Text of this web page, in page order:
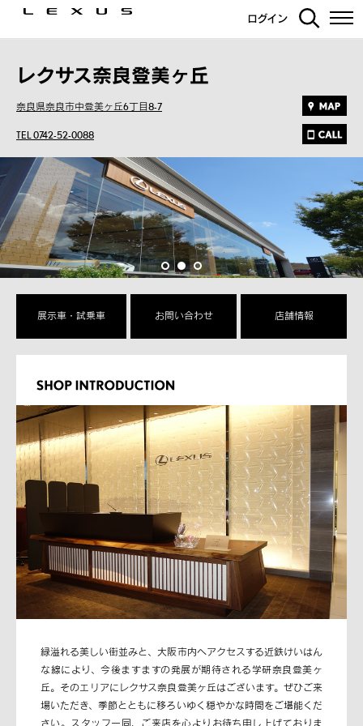
ログイン
レクサス奈良登美ヶ丘
奈良県奈良市中登美ヶ丘6丁目8-7
TEL 0742-52-0088
展示車・試乗車 お問い合わせ 店舗情報
緑溢れる美しい街並みと、大阪市内へアクセスする近鉄けいはん
な線により、今後ますますの発展が期待される学研奈良登美ヶ
丘。そのエリアにレクサス奈良登美ヶ丘はございます。ぜひご来
場いただき、季節とともに移ろいゆく穏やかな時間をご堪能くだ
さい。スタッフ一同、ご来店を心よりお待ち申し上げておりま